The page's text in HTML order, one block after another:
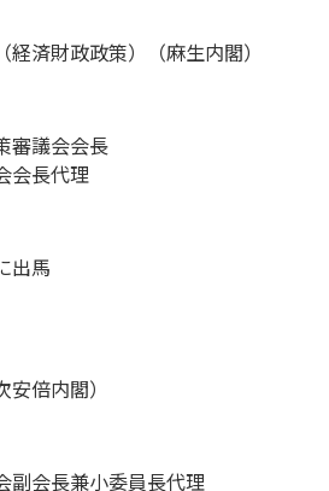
済財政政策）（麻生内閣）
審議会会長
会長代理
出馬
倍内閣）
副会長兼小委員長代理